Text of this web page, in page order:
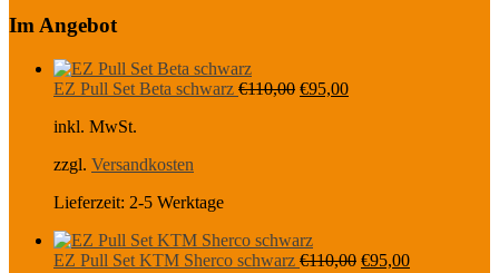
Im Angebot
EZ Pull Set Beta schwarz €110,00 Ursprünglicher
€95,00Aktueller
inkl. MwSt.
zzgl. Versandkosten
Lieferzeit: 2-5 Werktage
EZ Pull Set KTM Sherco schwarz €110,00 Ursprünglicher
€95,00Aktueller